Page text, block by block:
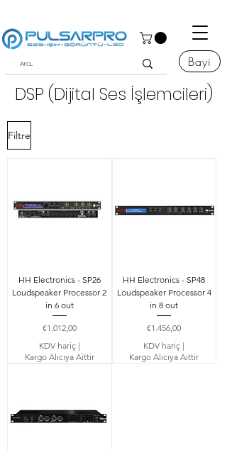
Bayi
DSP (Dijital Ses İşlemcileri)
Filtre
HH Electronics - SP26
Loudspeaker Processor 2
in 6 out
Fiyat
€1.012,00
KDV hariç|
Kargo Alıcıya Aittir
HH Electronics - SP48
Loudspeaker Processor 4
in 8 out
Fiyat
€1.456,00
KDV hariç |
Kargo Alıcıya Aittir